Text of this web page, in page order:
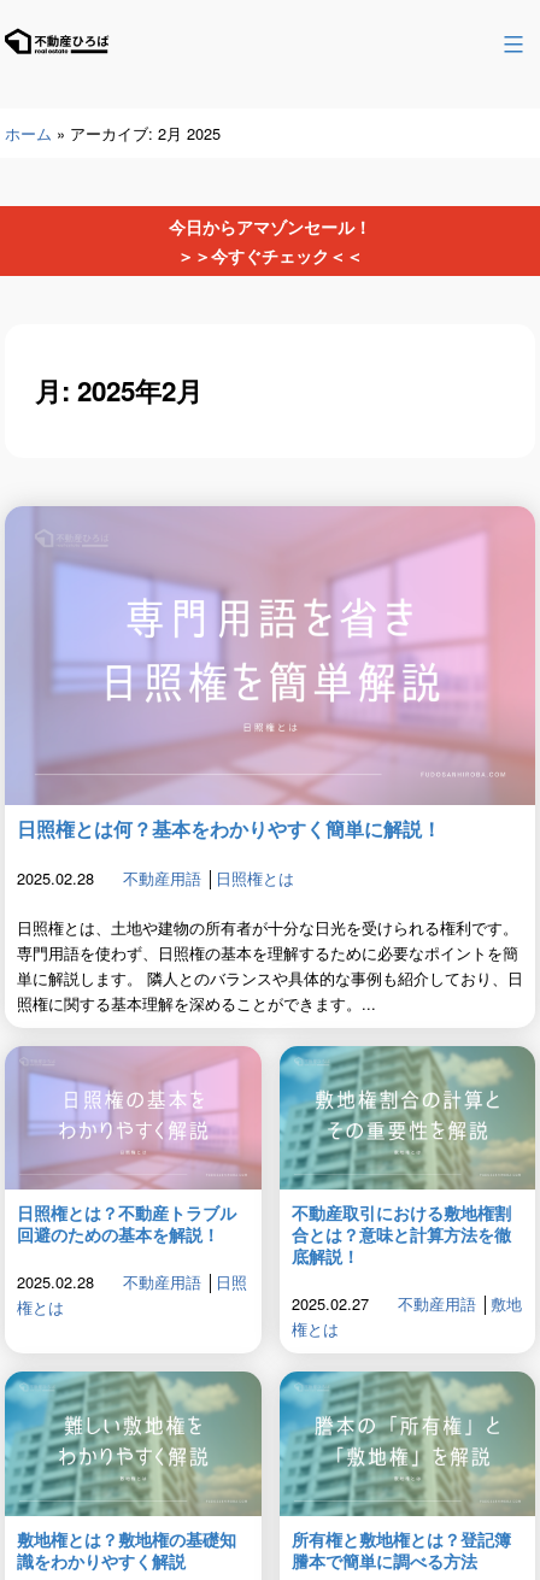
ン
ツ
プ
不
ひ
ホーム » アーカイブ: 2月 2025
今日からアマゾンセール！
＞＞今すぐチェック＜＜
月: 2025年2月
日照権とは何？基本をわかりやすく簡単に解説！
2025.02.28 不動産用語│ 日照権とは
日照権とは、土地や建物の所有者が十分な日光を受けられる権利です。
専門用語を使わず、日照権の基本を理解するために必要なポイントを簡
単に解説します。 隣人とのバランスや具体的な事例も紹介しており、日
照権に関する基本理解を深めることができます。...
日照権とは？不動産トラブル
回避のための基本を解説！
2025.02.28 不動産用語│
日照
権とは
不動産取引における敷地権割
合とは？意味と計算方法を徹
底解説！
2025.02.27 不動産用語│ 敷地
権とは
敷地権とは？敷地権の基礎知
識をわかりやすく解説
所有権と敷地権とは？登記簿
謄本で簡単に調べる方法